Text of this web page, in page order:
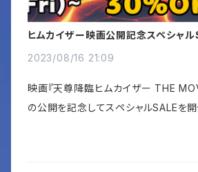
ヒムカイザー映画公開記念スペシャル
2023/08/16 21:09
映画『天尊降臨ヒムカイザー THE
の公開を記念してスペシャルSALEを開催